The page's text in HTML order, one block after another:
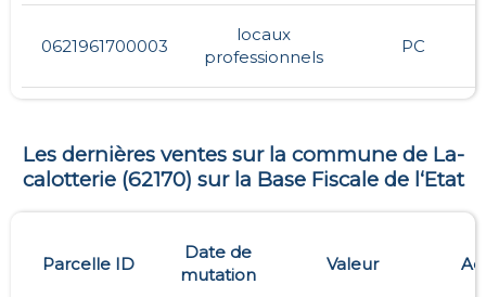
0621961700003
locaux
professionnels
PC
Les dernières ventes sur la commune de La-
calotterie(62170) sur la Base Fiscale de l‘Etat
Parcelle ID
Date de
mutation
Valeur